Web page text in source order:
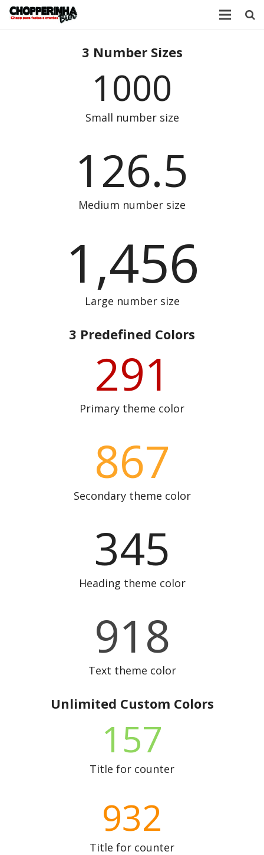
3 Number Sizes
1000
Small number size
126.5
Medium number size
1,456
Large number size
3 Predefined Colors
291
Primary theme color
867
Secondary theme color
345
Heading theme color
918
Text theme color
Unlimited Custom Colors
157
Title for counter
932
Title for counter